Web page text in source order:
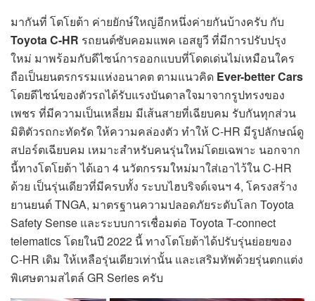
มากันที่ โตโยต้า ค่ายยักษ์ใหญ่อีกหนึ่งค่ายกันบ้างครับ กับ
Toyota C-HR รถยนต์ซับคอมแพค เอสยูวี ที่มีการปรับปรุง
ใหม่ มาพร้อมกับดีไซน์การออกแบบที่โดดเด่นไม่เหมือนใคร
ถือเป็นยนตรกรรมแห่งอนาคต ตามแนวคิด Ever-better Cars
โดยดีไซน์ของตัวรถได้รับแรงบันดาลใจมาจากรูปทรงของ
เพชร ที่มีความเป็นเหลี่ยม มีเส้นสายที่เฉียบคม รับกันทุกส่วน
มิติตัวรถกะทัดรัด ให้ความคล่องตัว ทำให้ C-HR มีรูปลักษณ์ดู
สปอร์ตเฉียบคม เหมาะสำหรับคนรุ่นใหม่โดยเฉพาะ นอกจาก
นี้ทางโตโยต้า ได้เอา 4 นวัตกรรมใหม่มาใส่เอาไว้ใน C-HR
ด้วย เป็นรุ่นเดียวที่มีครบทั้ง ระบบไฮบริจด์เจนฯ 4, โครงสร้าง
ยานยนต์ TNGA, มาตรฐานความปลอดภัยระดับโลก Toyota
Safety Sense และระบบการเชื่อมต่อ Toyota T-connect
telematics โดยในปี 2022 นี้ ทางโตโยต้าได้ปรับรุ่นย่อยของ
C-HR เดิม ให้เหลือรุ่นเดียวเท่านั้น และเสริมทัพด้วยรุ่นตกแต่ง
พิเศษตามสไตล์ GR Series ครับ